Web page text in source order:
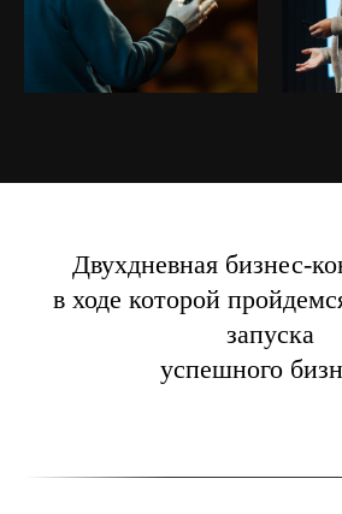
Двухдневная бизнес-
в ходе которой
запуска
успешного